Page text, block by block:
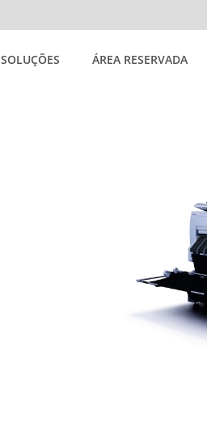
SOLUÇÕES ÁREA RESERVADA